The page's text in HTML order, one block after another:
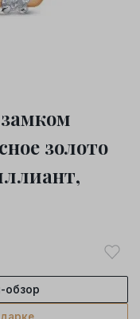
золото
обзор